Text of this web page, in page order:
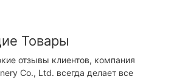
Товары
отзывы клиентов, компания
Co., Ltd. всегда делает все